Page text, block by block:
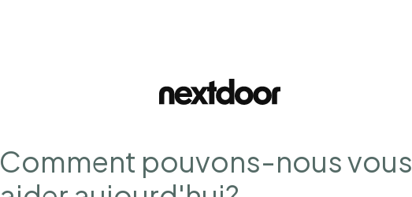
Comment pouvons-nous vous